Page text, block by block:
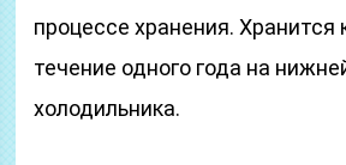
процессе хранения. Хранится
течение одного года на
холодильника.